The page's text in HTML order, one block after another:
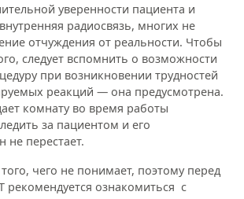
уверенности пациента и
радиосвязь, многих не
отчуждения от реальности. Чтобы
следует вспомнить о возможности
при возникновении трудностей
реакций — она предусмотрена.
комнату во время работы
за пациентом и его
не перестает.
чего не понимает, поэтому перед
рекомендуется ознакомиться с